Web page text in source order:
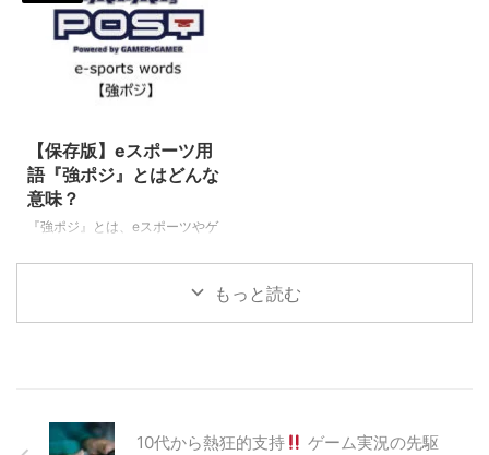
（League of Legends／通称
LoL）』の中で使われる、特に
「ジャングル（jg）」に関わる専
門用語です。 『ポケモンユナイ
ト』などのMOBAでもよく使われ
ゃいましょう！ ガンク（Gank）
『ガンク』のもともとの意味は
「盗む」という英語です。
LoL（リーグオブレジェンドにお
いて、この「ガンク」という言葉
ニオン（minion） ネク ...
【保存版】eスポーツ用
語『強ポジ』とはどんな
意味？
『強ポジ』とは、eスポーツやゲ
強ポジ 強ポジは、ゲームやeスポ
ション）の事を指します。 プレ
イヤーの方々の使い方を見ている
もっと読む
10代から熱狂的支持
ゲーム実況の先駆